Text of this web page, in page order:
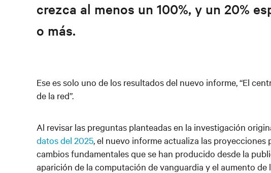
crezca al menos un 100%, y un 20%
o más.
Ese es solo uno de los resultados del nuevo informe, “El
de la red”.
Al revisar las preguntas planteadas en la investigación
datos del 2025, el nuevo informe actualiza las
cambios fundamentales que se han producido desde la
aparición de la computación de vanguardia y el aumento